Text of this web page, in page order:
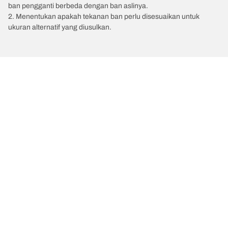
ban pengganti berbeda dengan ban aslinya.
2. Menentukan apakah tekanan ban perlu disesuaikan untuk
ukuran alternatif yang diusulkan.